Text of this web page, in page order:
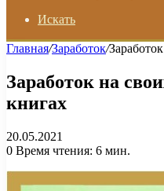
Искать
Главная/Заработок/
Заработок на
книгах
20.05.2021
0 Время чтения: 6 мин.